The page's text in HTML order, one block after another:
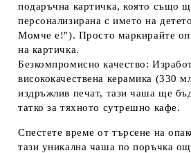
подаръчна картичка, която също
персонализирана с името на
Момче е!"). Просто маркирайте
на картичка.
Безкомпромисно качество:
висококачествена керамика (330
издръжлив печат, тази чаша ще
татко за тяхното сутрешно кафе.
Спестете време от търсене на
тази уникална чаша по поръчка